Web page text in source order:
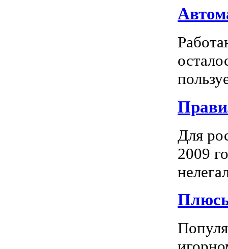
Для
2009